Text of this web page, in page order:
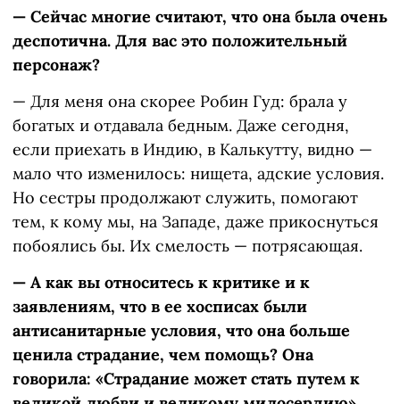
— Сейчас многие считают, что она была очень
деспотична. Для вас это положительный
персонаж?
— Для меня она скорее Робин Гуд: брала у
богатых и отдавала бедным. Даже сегодня,
если приехать в Индию, в Калькутту, видно —
мало что изменилось: нищета, адские условия.
Но сестры продолжают служить, помогают
тем, к кому мы, на Западе, даже прикоснуться
побоялись бы. Их смелость — потрясающая.
— А как вы относитесь к критике и к
заявлениям, что в ее хосписах были
антисанитарные условия, что она больше
ценила страдание, чем помощь? Она
говорила: «Страдание может стать путем к